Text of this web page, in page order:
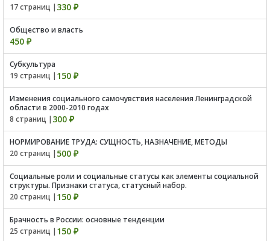
17 страниц | 330 ₽
Общество и власть
450 ₽
Субкультура
19 страниц | 150 ₽
Изменения социального самочувствия населения Ленинградской
области в 2000-2010 годах
8 страниц | 300 ₽
НОРМИРОВАНИЕ ТРУДА: СУЩНОСТЬ, НАЗНАЧЕНИЕ, МЕТОДЫ
20 страниц | 500 ₽
Социальные роли и социальные статусы как элементы социальной
структуры. Признаки статуса, статусный набор.
20 страниц | 150 ₽
Брачность в России: основные тенденции
25 страниц | 150 ₽